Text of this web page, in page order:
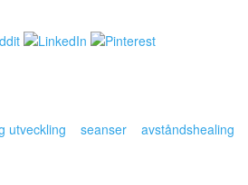
utveckling seanser avståndshealing